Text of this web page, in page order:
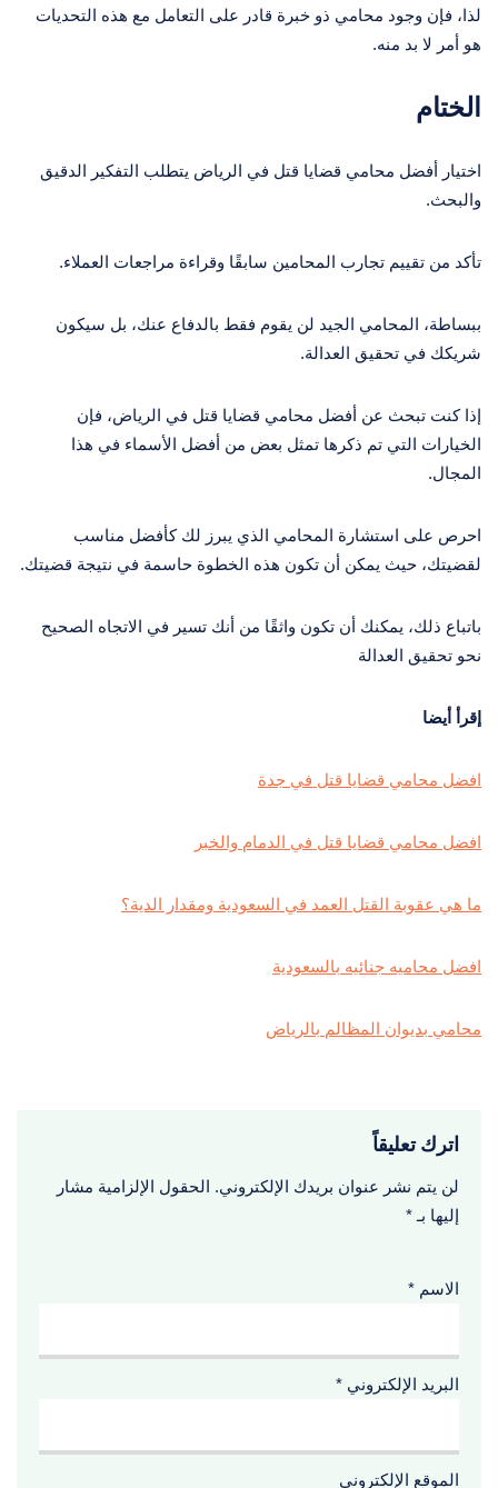
لذا، فإن وجود محامي ذو خبرة قادر على التعامل مع هذه التحديات
هو أمر لا بد منه.
الختام
اختيار أفضل محامي قضايا قتل في الرياض يتطلب التفكير الدقيق
والبحث.
تأكد من تقييم تجارب المحامين سابقًا وقراءة مراجعات العملاء.
ببساطة، المحامي الجيد لن يقوم فقط بالدفاع عنك، بل سيكون
شريكك في تحقيق العدالة.
إذا كنت تبحث عن أفضل محامي قضايا قتل في الرياض، فإن
الخيارات التي تم ذكرها تمثل بعض من أفضل الأسماء في هذا
المجال.
احرص على استشارة المحامي الذي يبرز لك كأفضل مناسب
لقضيتك، حيث يمكن أن تكون هذه الخطوة حاسمة في نتيجة قضيتك.
باتباع ذلك، يمكنك أن تكون واثقًا من أنك تسير في الاتجاه الصحيح
نحو تحقيق العدالة
إقرأ أيضا
افضل محامي قضايا قتل في جدة
افضل محامي قضايا قتل في الدمام والخبر
ما هي عقوبة القتل العمد في السعودية ومقدار الدية؟
افضل محاميه جنائيه بالسعودية
محامي بديوان المظالم بالرياض
اترك تعليقاً
لن يتم نشر عنوان بريدك الإلكتروني. الحقول الإلزامية مشار
إليها بـ *
الاسم *
البريد الإلكتروني *
الموقع الإلكتروني